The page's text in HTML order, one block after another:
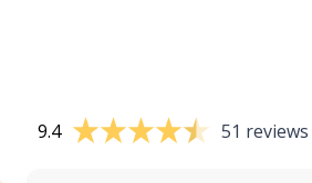
9.4 51 reviews